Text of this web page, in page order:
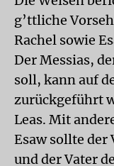
g’ttliche
Rachel sowie
Der Messias,
soll, kann auf
zurückgeführt
Leas. Mit
Esaw sollte der
und der Vater